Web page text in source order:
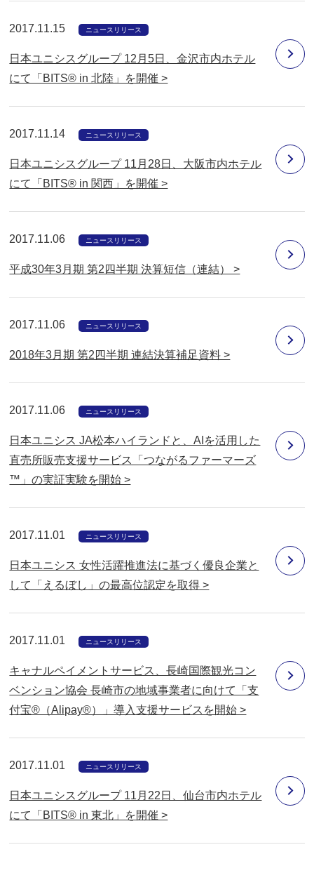
2017.11.15 ニュースリリース
日本ユニシスグループ 12月5日、金沢市内ホテル
にて「BITS® in 北陸」を開催 >
2017.11.14 ニュースリリース
日本ユニシスグループ 11月28日、大阪市内ホテル
にて「BITS® in 関西」を開催 >
2017.11.06 ニュースリリース
平成30年3月期 第2四半期 決算短信（連結） >
2017.11.06 ニュースリリース
2018年3月期 第2四半期 連結決算補足資料 >
2017.11.06 ニュースリリース
日本ユニシス JA松本ハイランドと、AIを活用した
直売所販売支援サービス「つながるファーマーズ
™」の実証実験を開始 >
2017.11.01 ニュースリリース
日本ユニシス 女性活躍推進法に基づく優良企業と
して「えるぼし」の最高位認定を取得 >
2017.11.01 ニュースリリース
キャナルペイメントサービス、長崎国際観光コン
ベンション協会 長崎市の地域事業者に向けて「支
付宝®（Alipay®）」導入支援サービスを開始 >
2017.11.01 ニュースリリース
日本ユニシスグループ 11月22日、仙台市内ホテル
にて「BITS® in 東北」を開催 >